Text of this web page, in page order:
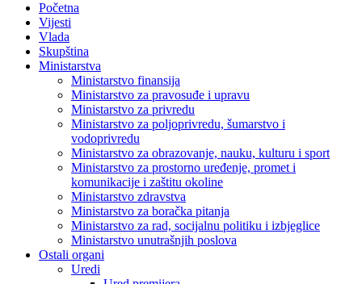
Početna
Vijesti
Vlada
Skupština
Ministarstva
Ministarstvo finansija
Ministarstvo za pravosuđe i upravu
Ministarstvo za privredu
Ministarstvo za poljoprivredu, šumarstvo i
vodoprivredu
Ministarstvo za obrazovanje, nauku, kulturu i sport
Ministarstvo za prostorno uređenje, promet i
komunikacije i zaštitu okoline
Ministarstvo zdravstva
Ministarstvo za boračka pitanja
Ministarstvo za rad, socijalnu politiku i izbjeglice
Ministarstvo unutrašnjih poslova
Ostali organi
Uredi